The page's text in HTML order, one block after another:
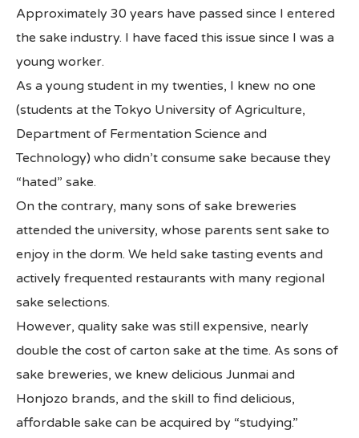
World Sake Day
All Japan News Blog
Contact
All Japan News, Inc
Approximately 30 years have passed since I entered
the sake industry. I have faced this issue since I was a
young worker.
As a young student in my twenties, I knew no one
(students at the Tokyo University of Agriculture,
Department of Fermentation Science and
Technology) who didn’t consume sake because they
“hated” sake.
On the contrary, many sons of sake breweries
attended the university, whose parents sent sake to
enjoy in the dorm. We held sake tasting events and
actively frequented restaurants with many regional
sake selections.
However, quality sake was still expensive, nearly
double the cost of carton sake at the time. As sons of
sake breweries, we knew delicious Junmai and
Honjozo brands, and the skill to find delicious,
affordable sake can be acquired by “studying.”